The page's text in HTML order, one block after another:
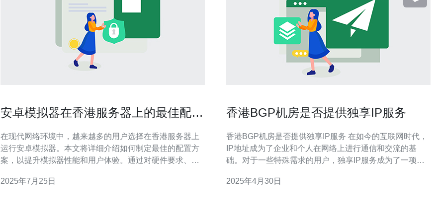
安卓模拟器在香港服务器上的最佳配置
在现代网络环境中，越来越多的用户选择在香港服务器上
运行安卓模拟器。本文将详细介绍如何制定最佳的配置方
案，以提升模拟器性能和用户体验。通过对硬件要求、软
顺利使用安卓模拟器的实用指南。 在香港服务器上使用安
2025年7月25日
香港BGP机房是否提供独享IP服务
香港BGP机房是否提供独享IP服务 在如今的互联网时代，
IP地址成为了企业和个人在网络上进行通信和交流的基
础。对于一些特殊需求的用户，独享IP服务成为了一项重
本文将对此进行探讨。 独享IP服务是指在互联网上拥有一
2025年4月30日